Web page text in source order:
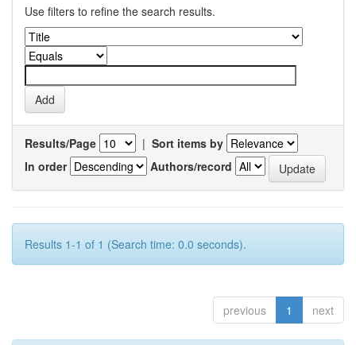
Use filters to refine the search results.
Results/Page | Sort items by
In order
Authors/record
Results 1-1 of 1 (Search time: 0.0 seconds).
previous 1 next